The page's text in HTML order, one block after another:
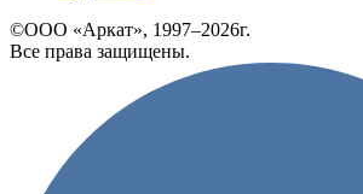
©ООО «Аркат», 1997–2026г.
Все права защищены.